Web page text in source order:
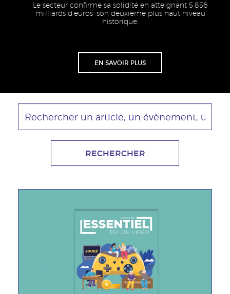
Le secteur confirme sa solidité en atteignant 5,856
milliards d’euros, son deuxième plus haut niveau
historique.
Lien
EN SAVOIR PLUS